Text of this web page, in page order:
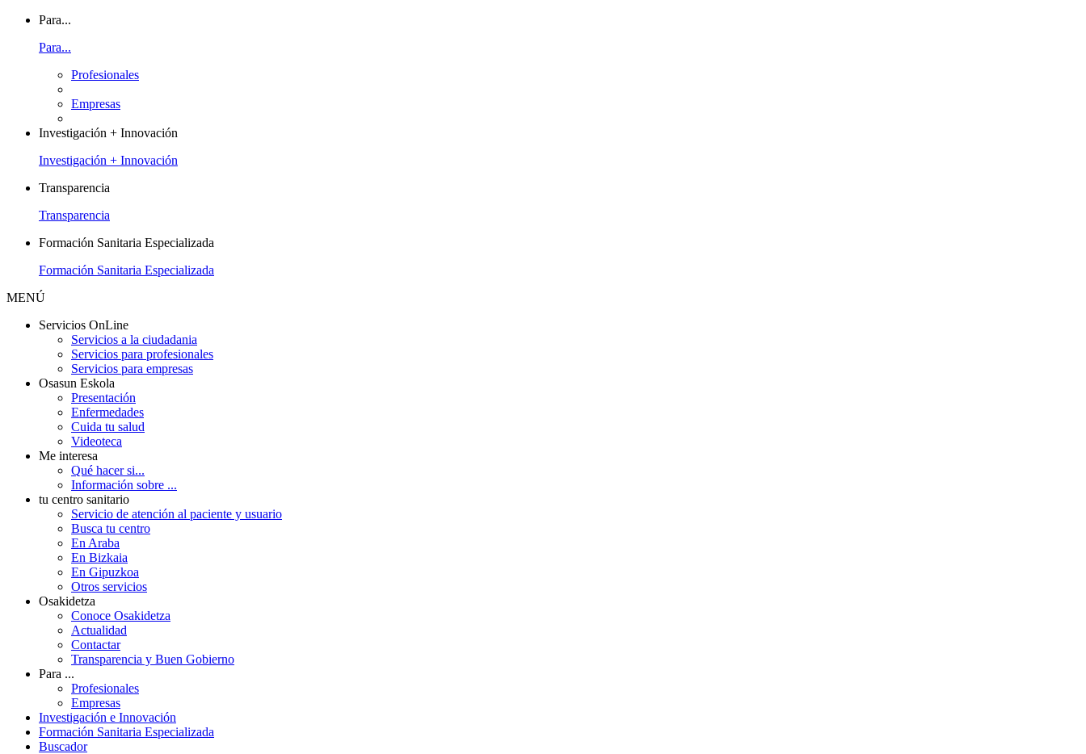
Para...
Para...
Profesionales
Empresas
Investigación + Innovación
Investigación + Innovación
Transparencia
Transparencia
Formación Sanitaria Especializada
Formación Sanitaria Especializada
MENÚ
Servicios OnLine
Servicios a la ciudadania
Servicios para profesionales
Servicios para empresas
Osasun Eskola
Presentación
Enfermedades
Cuida tu salud
Videoteca
Me interesa
Qué hacer si...
Información sobre ...
tu centro sanitario
Servicio de atención al paciente y usuario
Busca tu centro
En Araba
En Bizkaia
En Gipuzkoa
Otros servicios
Osakidetza
Conoce Osakidetza
Actualidad
Contactar
Transparencia y Buen Gobierno
Para ...
Profesionales
Empresas
Investigación e Innovación
Formación Sanitaria Especializada
Buscador